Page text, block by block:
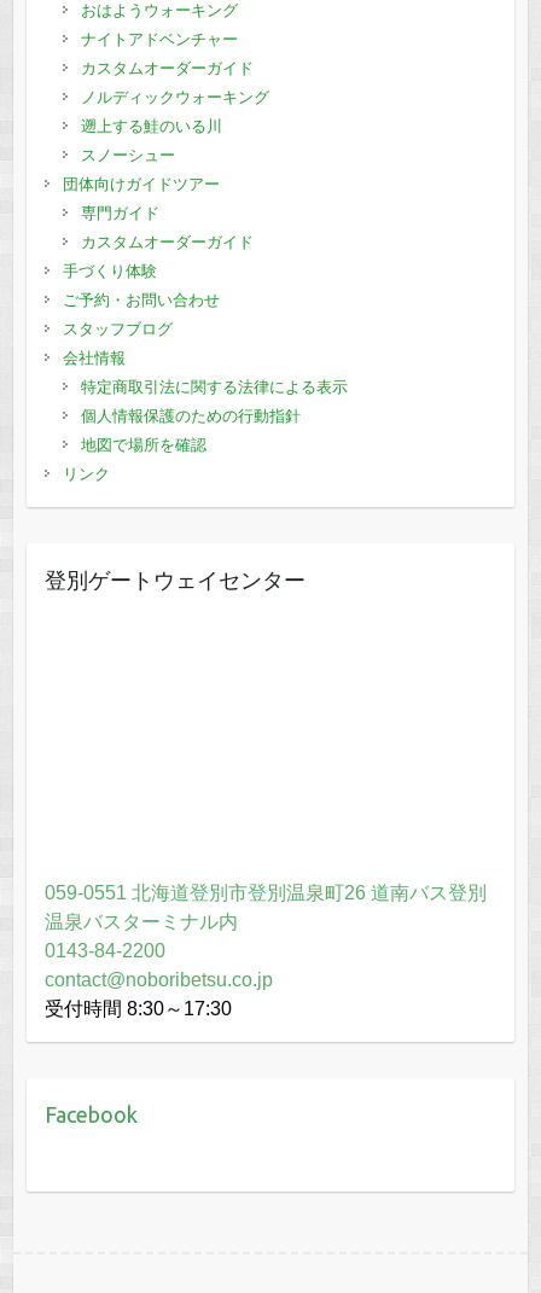
おはようウォーキング
ナイトアドベンチャー
カスタムオーダーガイド
ノルディックウォーキング
遡上する鮭のいる川
スノーシュー
団体向けガイドツアー
専門ガイド
カスタムオーダーガイド
手づくり体験
ご予約・お問い合わせ
スタッフブログ
会社情報
特定商取引法に関する法律による表示
個人情報保護のための行動指針
地図で場所を確認
リンク
登別ゲートウェイセンター
059-0551 北海道登別市登別温泉町26 道南バス登別
温泉バスターミナル内
0143-84-2200
contact@noboribetsu.co.jp
受付時間 8:30～17:30
Facebook